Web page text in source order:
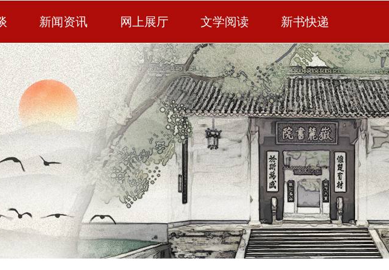
新闻资讯 网上展厅 文学阅读 新书快递